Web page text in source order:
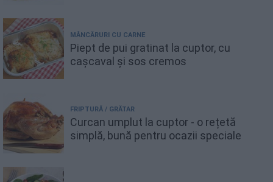
MÂNCĂRURI CU CARNE
Piept de pui gratinat la cuptor, cu
cașcaval și sos cremos
FRIPTURĂ / GRĂTAR
Curcan umplut la cuptor - o rețetă
simplă, bună pentru ocazii speciale